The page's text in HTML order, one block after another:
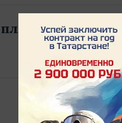
пляж барлыкка